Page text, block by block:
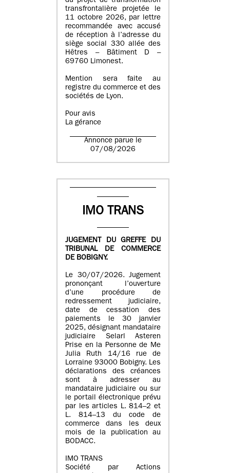
transfrontalière projetée le
11 octobre 2026, par lettre
recommandée avec accusé
de réception à l’adresse du
siège social 330 allée des
Hêtres – Bâtiment D –
69760 Limonest.
Mention sera faite au
registre du commerce et des
sociétés de Lyon.
Pour avis
La gérance
Annonce parue le
07/08/2026
IMO TRANS
JUGEMENT DU GREFFE DU
TRIBUNAL DE COMMERCE
DE BOBIGNY.
Le 30/07/2026. Jugement
prononçant l’ouverture
d’une procédure de
redressement judiciaire,
date de cessation des
paiements le 30 janvier
2025, désignant mandataire
judiciaire Selarl Asteren
Prise en la Personne de Me
Julia Ruth 14/16 rue de
Lorraine 93000 Bobigny. Les
déclarations des créances
sont à adresser au
mandataire judiciaire ou sur
le portail électronique prévu
par les articles L. 814–2 et
L. 814–13 du code de
commerce dans les deux
mois de la publication au
BODACC.
IMO TRANS
Société par Actions